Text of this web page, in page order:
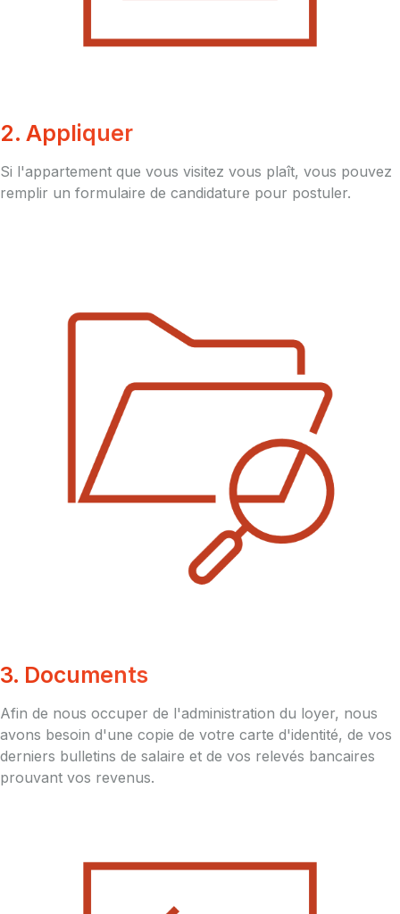
2. Appliquer
Si l'appartement que vous visitez vous plaît, vous pouvez
remplir un formulaire de candidature pour postuler.
3. Documents
Afin de nous occuper de l'administration du loyer, nous
avons besoin d'une copie de votre carte d'identité, de vos
derniers bulletins de salaire et de vos relevés bancaires
prouvant vos revenus.